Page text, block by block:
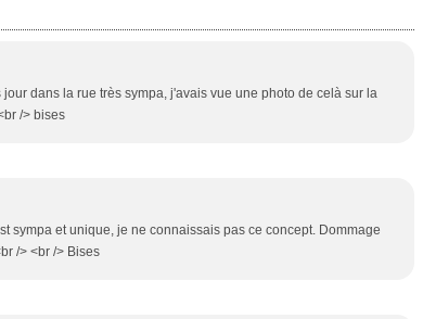
dans la rue très sympa, j'avais vue une photo de celà sur la
/> bises
sympa et unique, je ne connaissais pas ce concept. Dommage
/> <br /> Bises